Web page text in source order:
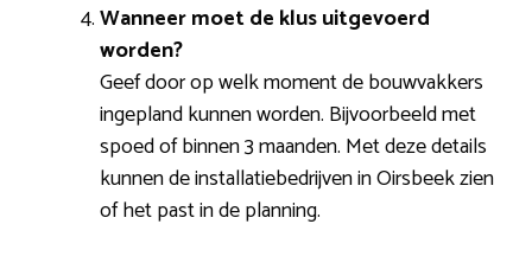
Wanneer moet de klus uitgevoerd
worden?
Geef door op welk moment de bouwvakkers
ingepland kunnen worden. Bijvoorbeeld met
spoed of binnen 3 maanden. Met deze details
kunnen de installatiebedrijven in Oirsbeek zien
of het past in de planning.